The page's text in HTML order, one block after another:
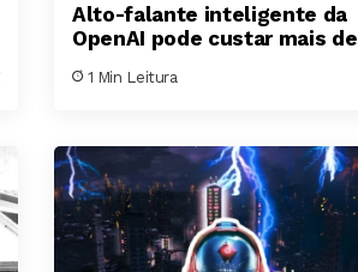
Alto-falante inteligente da
OpenAI pode custar mais de
móveis para parecer ‘mais
1 Min Leitura